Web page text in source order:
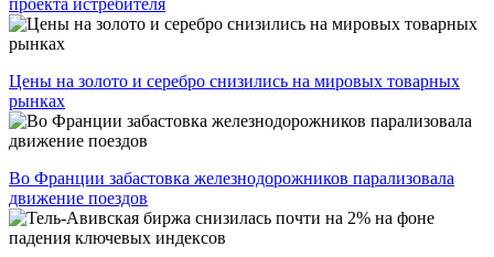
Цены на золото и серебро снизились на мировых товарных
рынках
Во Франции забастовка железнодорожников парализовала
движение поездов